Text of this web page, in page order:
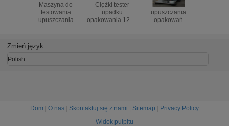
Maszyna do
testowania
upuszczania
Ciężki tester
upadku
opakowania 1200
Tester
upuszczania
opakowań
Zmień język
Polish
Dom O nas Skontaktuj się z nami Sitemap
Privacy Policy
Widok pulpitu